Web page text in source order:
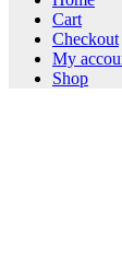
Cart
Checkout
My
Shop